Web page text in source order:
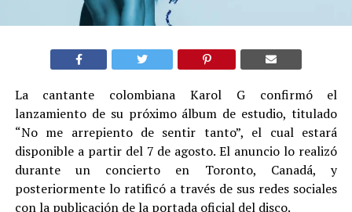
lanzamiento de su próximo álbum de estudio, titulado
“No me arrepiento de sentir tanto”, el cual estará
disponible a partir del 7 de agosto. El anuncio lo realizó
durante un concierto en Toronto, Canadá, y
posteriormente lo ratificó a través de sus redes sociales
con la publicación de la portada oficial del disco.